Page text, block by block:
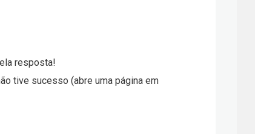
resposta!
tive sucesso (abre uma página em